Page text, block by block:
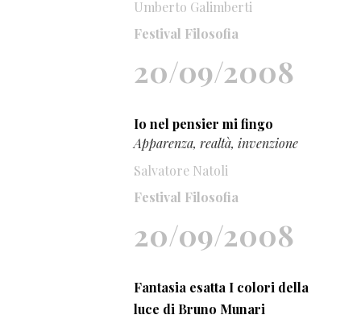
Umberto Galimberti
Festival Filosofia
20/09/2008
Io nel pensier mi fingo
Apparenza, realtà, invenzione
Salvatore Natoli
Festival Filosofia
20/09/2008
Fantasia esatta I colori della
luce di Bruno Munari